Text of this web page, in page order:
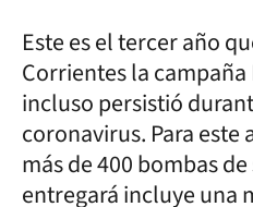
Este es el tercer año
Corrientes la
incluso persistió
coronavirus. Para
más de 400 bombas
entregará incluye una